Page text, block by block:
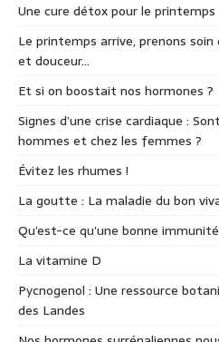
Une cure détox pour le printemps
Le printemps arrive, prenons
et douceur…
Et si on boostait nos hormones ?
Signes d’une crise cardiaque :
hommes et chez les femmes ?
Évitez les rhumes !
La goutte : La maladie du bon
Qu’est-ce qu’une bonne
La vitamine D
Pycnogenol : Une ressource
des Landes